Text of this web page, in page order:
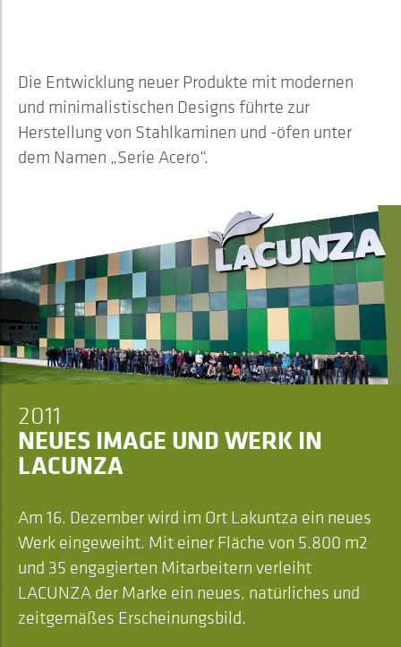
Die Entwicklung neuer Produkte mit modernen
und minimalistischen Designs führte zur
Herstellung von Stahlkaminen und -öfen unter
dem Namen „Serie Acero“.
2011
NEUES IMAGE UND WERK IN
LACUNZA
Am 16. Dezember wird im Ort Lakuntza ein neues
Werk eingeweiht. Mit einer Fläche von 5.800 m2
und 35 engagierten Mitarbeitern verleiht
LACUNZA der Marke ein neues, natürliches und
zeitgemäßes Erscheinungsbild.